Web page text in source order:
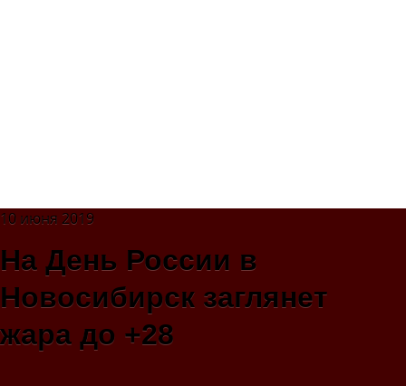
10 июня 2019
На День России в
Новосибирск заглянет
жара до +28